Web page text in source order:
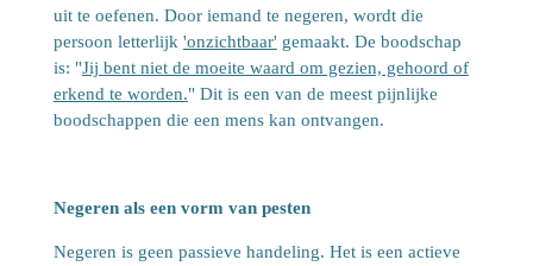
uit te oefenen. Door iemand te negeren, wordt die
persoon letterlijk 'onzichtbaar' gemaakt. De boodschap
is: "Jij bent niet de moeite waard om gezien, gehoord of
erkend te worden." Dit is een van de meest pijnlijke
boodschappen die een mens kan ontvangen.
Negeren als een vorm van pesten
Negeren is geen passieve handeling. Het is een actieve